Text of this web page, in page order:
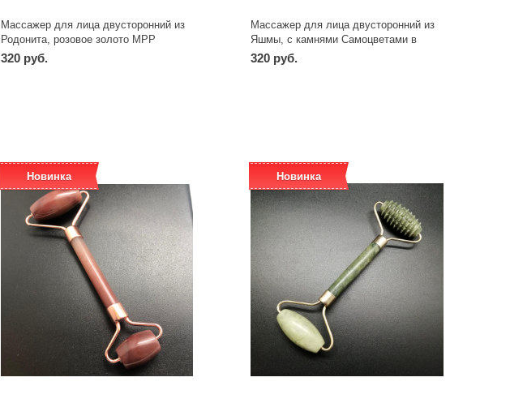
Массажер для лица двусторонний из
Родонита, розовое золото МРР
320 руб.
Массажер для лица двусторонний из
Яшмы, с камнями Самоцветами в
ручке МРЯКС
320 руб.
Новинка Новинка